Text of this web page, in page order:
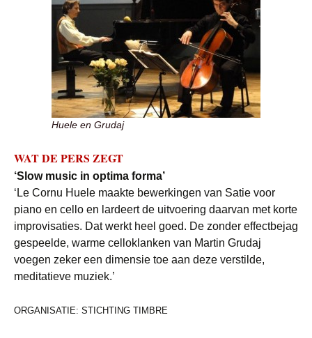
Huele en Grudaj
WAT DE PERS ZEGT
‘Slow music in optima forma’
‘Le Cornu Huele maakte bewerkingen van Satie voor
piano en cello en lardeert de uitvoering daarvan met korte
improvisaties. Dat werkt heel goed. De zonder effectbejag
gespeelde, warme celloklanken van Martin Grudaj
voegen zeker een dimensie toe aan deze verstilde,
meditatieve muziek.’
ORGANISATIE: STICHTING TIMBRE